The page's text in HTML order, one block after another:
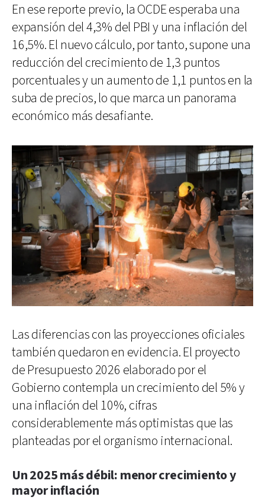
En ese reporte previo, la OCDE esperaba una
expansión del 4,3% del PBI y una inflación del
16,5%. El nuevo cálculo, por tanto, supone una
reducción del crecimiento de 1,3 puntos
porcentuales y un aumento de 1,1 puntos en la
suba de precios, lo que marca un panorama
económico más desafiante.
Las diferencias con las proyecciones oficiales
también quedaron en evidencia. El proyecto
de Presupuesto 2026 elaborado por el
Gobierno contempla un crecimiento del 5% y
una inflación del 10%, cifras
considerablemente más optimistas que las
planteadas por el organismo internacional.
Un 2025 más débil: menor crecimiento y
mayor inflación